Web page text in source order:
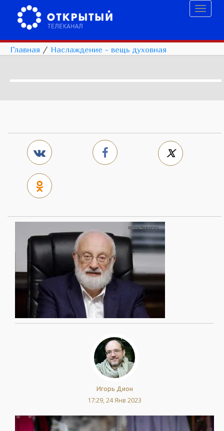
Главная / Наслаждение - вещь духовная
Игорь Дион
17:29, 24 Янв 2023